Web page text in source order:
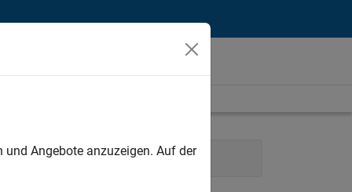
Finance and Operations
Angebote anzuzeigen. Auf der